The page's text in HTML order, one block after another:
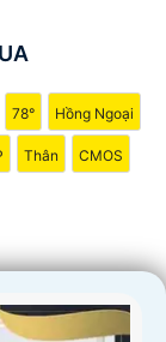
78° Hồng Ngoại
Thân CMOS